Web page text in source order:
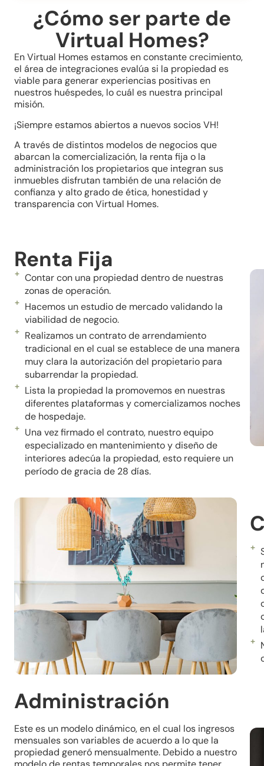
¿Cómo ser parte de
Virtual Homes?
En Virtual Homes estamos en constante crecimiento,
el área de integraciones evalúa si la propiedad es
viable para generar experiencias positivas en
nuestros huéspedes, lo cuál es nuestra principal
misión.
¡Siempre estamos abiertos a nuevos socios VH!
A través de distintos modelos de negocios que
abarcan la comercialización, la renta fija o la
administración los propietarios que integran sus
inmuebles disfrutan también de una relación de
confianza y alto grado de ética, honestidad y
transparencia con Virtual Homes.
Renta Fija
Contar con una propiedad dentro de nuestras
zonas de operación.
Hacemos un estudio de mercado validando la
viabilidad de negocio.
Realizamos un contrato de arrendamiento
tradicional en el cual se establece de una manera
muy clara la autorización del propietario para
subarrendar la propiedad.
Lista la propiedad la promovemos en nuestras
diferentes plataformas y comercializamos noches
de hospedaje.
Una vez firmado el contrato, nuestro equipo
especializado en mantenimiento y diseño de
interiores adecúa la propiedad, esto requiere un
períodode gracia de 28 días.
Administración
Este es un modelo dinámico, en el cual los ingresos
mensuales son variables de acuerdo a lo que la
propiedad generó mensualmente. Debido a nuestro